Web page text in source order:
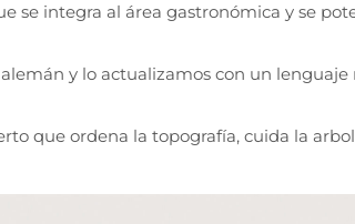
se integra al área gastronómica y se
y lo actualizamos con un
que ordena la topografía, cuida la